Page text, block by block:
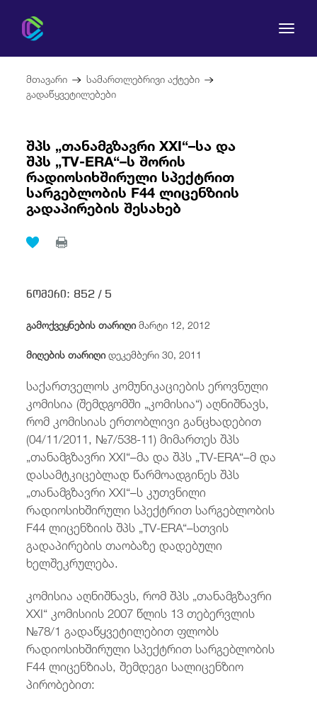
კომისია
მომხმარებლის უფლებები
რეგულირება
Eng / ქარ fb in
მთავარი სამართლებრივი აქტები
გადაწყვეტილებები
შპს „თანამგზავრი XXI“–სა და
შპს „TV-ERA“–ს შორის
რადიოსიხშირული სპექტრით
სარგებლობის F44 ლიცენზიის
გადაპირების შესახებ
ნომერი: 852 / 5
გამოქვეყნების თარიღიმარტი 12, 2012
მიღების თარიღიდეკემბერი 30, 2011
საქართველოს კომუნიკაციების ეროვნული
კომისია (შემდგომში „კომისია“) აღნიშნავს,
რომ კომისიას ერთობლივი განცხადებით
(04/11/2011, №7/538-11) მიმართეს შპს
„თანამგზავრი XXI“–მა და შპს „TV-ERA“–მ და
დასამტკიცებლად წარმოადგინეს შპს
„თანამგზავრი XXI“–ს კუთვნილი
რადიოსიხშირული სპექტრით სარგებლობის
F44 ლიცენზიის შპს „TV-ERA“–სთვის
გადაპირების თაობაზე დადებული
ხელშეკრულება.
კომისია აღნიშნავს, რომ შპს „თანამგზავრი
XXI“ კომისიის 2007 წლის 13 თებერვლის
№78/1 გადაწყვეტილებით ფლობს
რადიოსიხშირული სპექტრით სარგებლობის
F44 ლიცენზიას, შემდეგი სალიცენზიო
პირობებით: